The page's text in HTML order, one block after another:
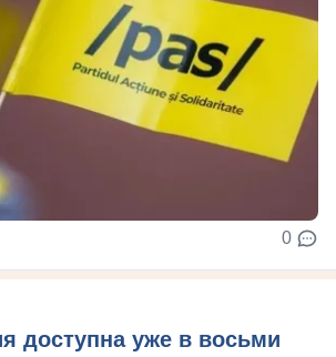
0
доступна уже в восьми